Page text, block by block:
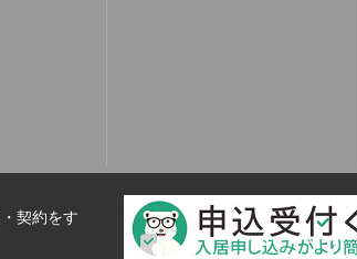
契約をす